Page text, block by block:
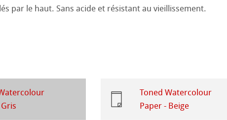
Aquarelle
au Crayon
Dessin
par le haut. Sans acide et résistant au vieillissement.
Toned Watercolour
Paper - Beige